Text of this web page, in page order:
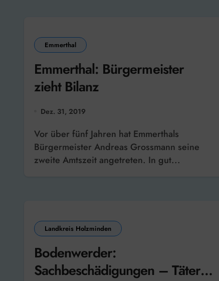
Emmerthal
Emmerthal: Bürgermeister
zieht Bilanz
Dez. 31, 2019
Vor über fünf Jahren hat Emmerthals
Bürgermeister Andreas Grossmann seine
zweite Amtszeit angetreten. In gut...
Landkreis Holzminden
Bodenwerder:
Sachbeschädigungen – Täter